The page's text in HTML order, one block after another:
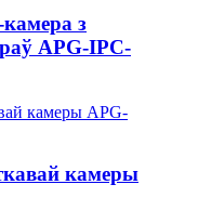
камера з
APG-IPC-
камеры